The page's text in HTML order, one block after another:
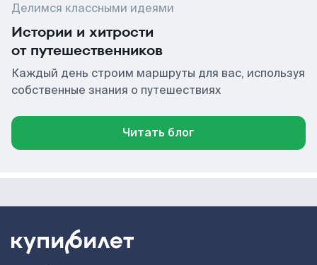
Делимся классными идеями
Истории и хитрости
от путешественников
Каждый день строим маршруты для вас, используя
собственные знания о путешествиях
Читать блог